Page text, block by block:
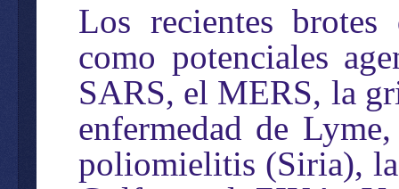
Los recientes brotes
como potenciales
SARS, el MERS, la
enfermedad de
poliomielitis (Siria),